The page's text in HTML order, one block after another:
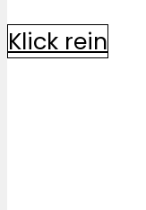
Klick rein